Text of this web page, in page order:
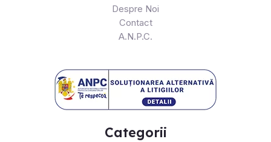
Despre Noi
Contact
A.N.P.C.
Categorii